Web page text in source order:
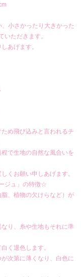
小さかったり大きかった
いただきます。
あげます。
め飛び込みと言われるチ
で生地の自然な風合いを
くお願い申しあげます。
ジュ」の特徴☆
、植物の欠けらなど）が
り、糸や生地もそれに準
く退色します。
次第に薄くなり、白色に